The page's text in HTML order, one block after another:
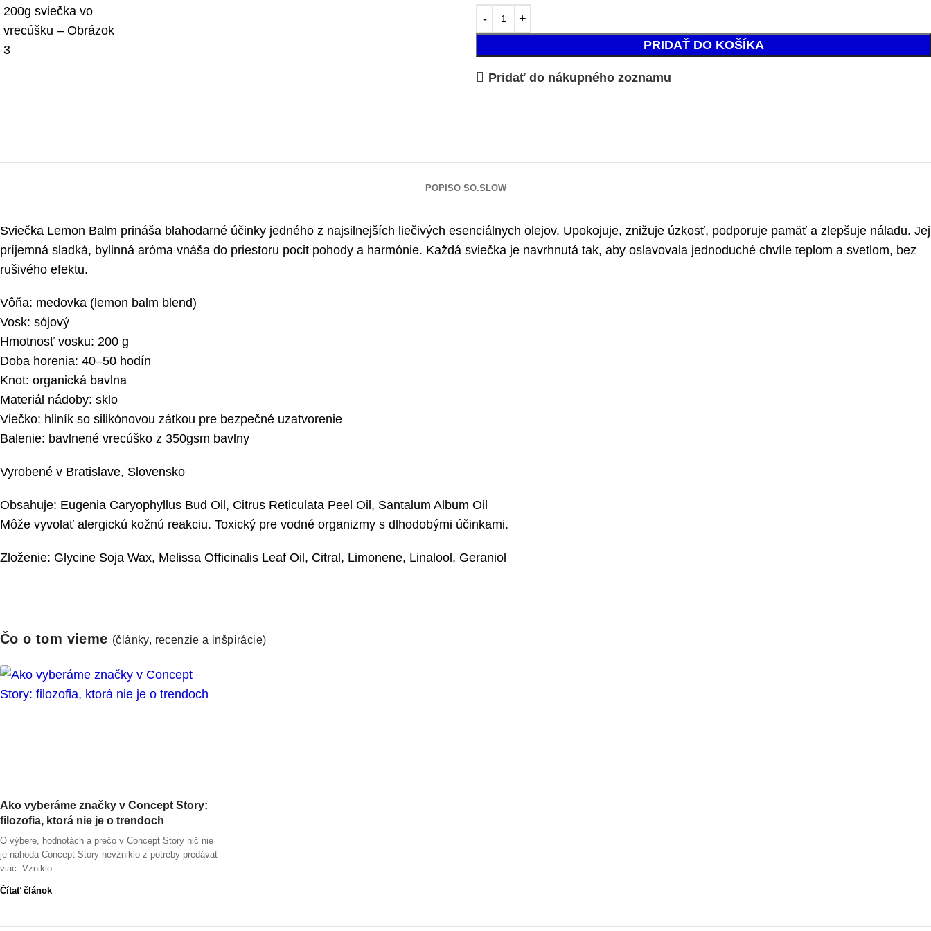
PRIDAŤ DO KOŠÍKA
Pridať do nákupného zoznamu
POPISO SO.SLOW
Sviečka Lemon Balm prináša blahodarné účinky jedného z najsilnejších liečivých esenciálnych olejov. Upokojuje, znižuje úzkosť, podporuje pamäť a zlepšuje náladu. Jej
príjemná sladká, bylinná aróma vnáša do priestoru pocit pohody a harmónie. Každá sviečka je navrhnutá tak, aby oslavovala jednoduché chvíle teplom a svetlom, bez
rušivého efektu.
Vôňa: medovka (lemon balm blend)
Vosk: sójový
Hmotnosť vosku: 200 g
Doba horenia: 40–50 hodín
Knot: organická bavlna
Materiál nádoby: sklo
Viečko: hliník so silikónovou zátkou pre bezpečné uzatvorenie
Balenie: bavlnené vrecúško z 350gsm bavlny
Vyrobené v Bratislave, Slovensko
Obsahuje: Eugenia Caryophyllus Bud Oil, Citrus Reticulata Peel Oil, Santalum Album Oil
Môže vyvolať alergickú kožnú reakciu. Toxický pre vodné organizmy s dlhodobými účinkami.
Zloženie: Glycine Soja Wax, Melissa Officinalis Leaf Oil, Citral, Limonene, Linalool, Geraniol
Čo o tom vieme (články, recenzie a inšpirácie)
Ako vyberáme značky v Concept Story:
filozofia, ktorá nie je o trendoch
O výbere, hodnotách a prečo v Concept Story nič nie
je náhoda Concept Story nevzniklo z potreby predávať
viac. Vzniklo
Čítať článok